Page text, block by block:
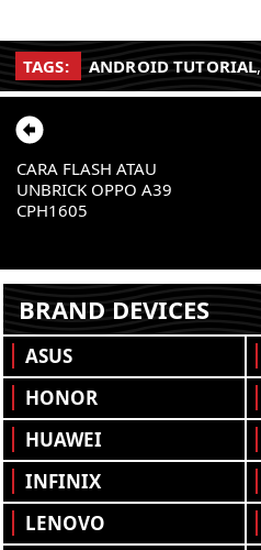
TAGS: ANDROID TUTORIAL,
CARA FLASH ATAU
UNBRICK OPPO A39
CPH1605
BRAND DEVICES
ASUS
HONOR
HUAWEI
INFINIX
LENOVO